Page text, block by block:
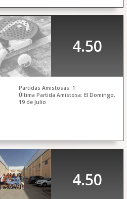
4.50
Partidas Amistosas: 1
Última Partida Amistosa: El Domingo,
19 de Julio
4.50